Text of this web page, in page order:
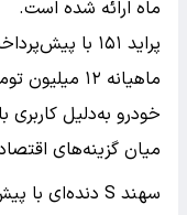
ماه ارائه شده است.
خودرو به‌دلیل کاربری
میان گزینه‌های